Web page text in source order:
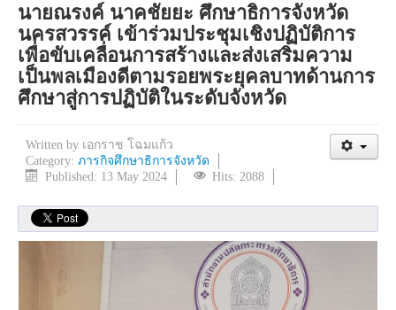
นายณรงค์ นาคชัยยะ ศึกษาธิการจังหวัด
นครสวรรค์ เข้าร่วมประชุมเชิงปฏิบัติการ
เพื่อขับเคลื่อนการสร้างและส่งเสริมความ
เป็นพลเมืองดีตามรอยพระยุคลบาทด้านการ
ศึกษาสู่การปฏิบัติในระดับจังหวัด
Written by เอกราช โฉมแก้ว
Category: ภารกิจศึกษาธิการจังหวัด
Published: 13 May 2024
Hits: 2088